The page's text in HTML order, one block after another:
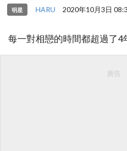
明星 HARU 2020年10月3日
每一對相戀的時間都超過了4
廣告